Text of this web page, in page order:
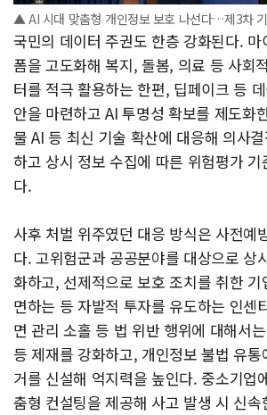
▲ AI 시대 맞춤형 개인정보 보호 나선다…제3차
국민의 데이터 주권도 한층 강화된다. 마
폼을 고도화해 복지, 돌봄, 의료 등 사회
터를 적극 활용하는 한편, 딥페이크 등
안을 마련하고 AI 투명성 확보를 제도화
물 AI 등 최신 기술 확산에 대응해 의사
하고 상시 정보 수집에 따른 위험평가
다.
사후 처벌 위주였던 대응 방식은 사전예
다. 고위험군과 공공분야를 대상으로 상
화하고, 선제적으로 보호 조치를 취한 기
면하는 등 자발적 투자를 유도하는 인센
면 관리 소홀 등 법 위반 행위에 대해서
등 제재를 강화하고, 개인정보 불법 유
거를 신설해 억지력을 높인다. 중소기업
춤형 컨설팅을 제공해 사고 발생 시 신속